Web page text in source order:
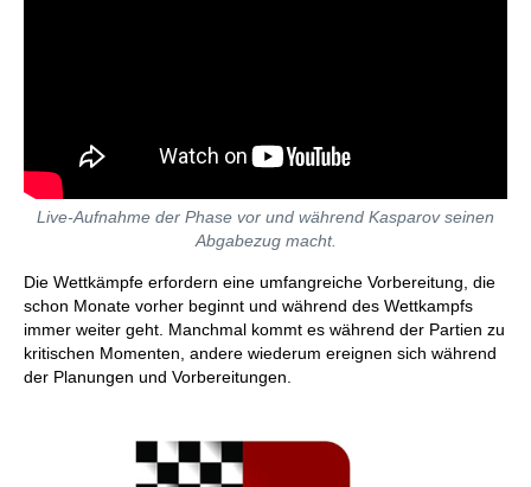
Live-Aufnahme der Phase vor und während Kasparov seinen
Abgabezug macht.
Die Wettkämpfe erfordern eine umfangreiche Vorbereitung, die
schon Monate vorher beginnt und während des Wettkampfs
immer weiter geht. Manchmal kommt es während der Partien zu
kritischen Momenten, andere wiederum ereignen sich während
der Planungen und Vorbereitungen.